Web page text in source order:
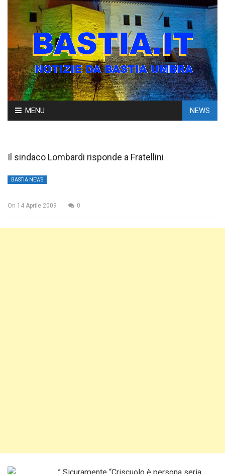
Skip
to
MENU NEWS
Il sindaco Lombardi risponde a Fratellini
BASTIA NEWS
On 14 Aprile 2009 0